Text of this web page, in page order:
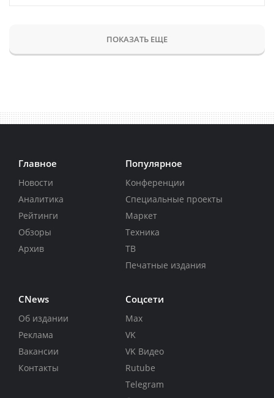
ПОКАЗАТЬ ЕЩЕ
Главное
Новости
Аналитика
Рейтинги
Обзоры
Архив
Популярное
Конференции
Специальные проекты
Маркет
Техника
ТВ
Печатные издания
CNews
Об издании
Реклама
Вакансии
Контакты
Соцсети
Max
VK
VK Видео
Rutube
Telegram